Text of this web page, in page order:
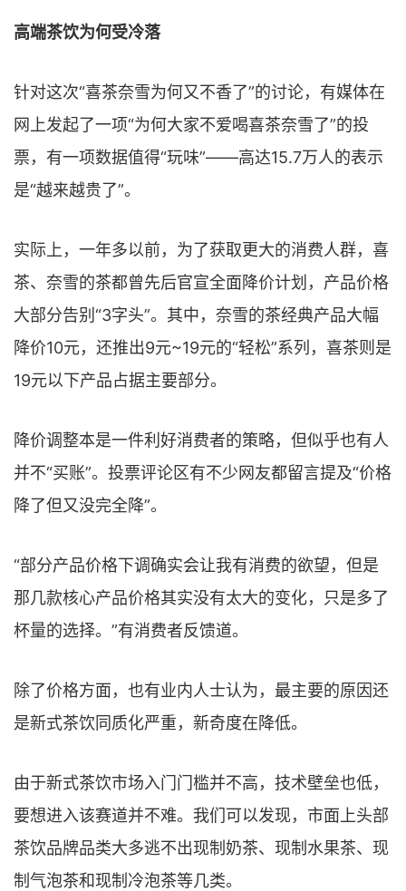
高端茶饮为何受冷落
针对这次“喜茶奈雪为何又不香了”的讨论，有媒体在
网上发起了一项“为何大家不爱喝喜茶奈雪了”的投
票，有一项数据值得“玩味”——高达15.7万人的表示
是“越来越贵了”。
实际上，一年多以前，为了获取更大的消费人群，喜
茶、奈雪的茶都曾先后官宣全面降价计划，产品价格
大部分告别“3字头”。其中，奈雪的茶经典产品大幅
降价10元，还推出9元~19元的“轻松”系列，喜茶则是
19元以下产品占据主要部分。
降价调整本是一件利好消费者的策略，但似乎也有人
并不“买账”。投票评论区有不少网友都留言提及“价格
降了但又没完全降”。
“部分产品价格下调确实会让我有消费的欲望，但是
那几款核心产品价格其实没有太大的变化，只是多了
杯量的选择。”有消费者反馈道。
除了价格方面，也有业内人士认为，最主要的原因还
是新式茶饮同质化严重，新奇度在降低。
由于新式茶饮市场入门门槛并不高，技术壁垒也低，
要想进入该赛道并不难。我们可以发现，市面上头部
茶饮品牌品类大多逃不出现制奶茶、现制水果茶、现
制气泡茶和现制冷泡茶等几类。